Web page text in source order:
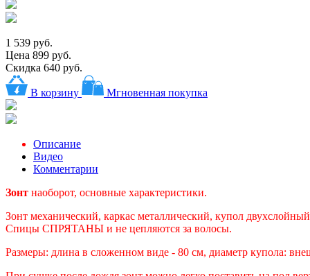
1 539 руб.
Цена 899 руб.
Скидка 640 руб.
В корзину Мгновенная покупка
Описание
Видео
Комментарии
Зонт наоборот, основные характеристики.
Зонт механический, каркас металлический, купол
Спицы СПРЯТАНЫ и не цепляются за волосы.
Размеры: длина в сложенном виде - 80 см, диаметр купола: